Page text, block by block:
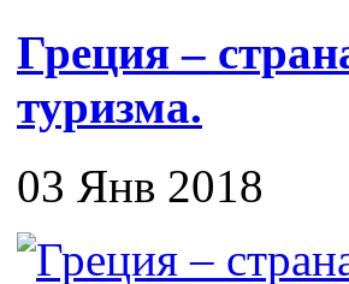
Греция –
туризма.
03 Янв 2018